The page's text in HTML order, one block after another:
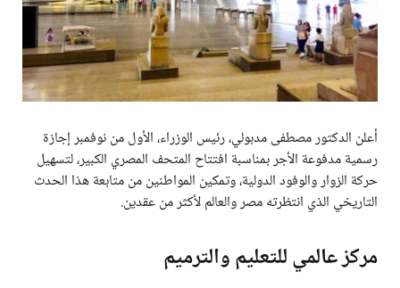
أعلن الدكتور مصطفى مدبولي، رئيس الوزراء، الأول من نوفمبر إجازة
رسمية مدفوعة الأجر بمناسبة افتتاح المتحف المصري الكبير، لتسهيل
حركة الزوار والوفود الدولية، وتمكين المواطنين من متابعة هذا الحدث
التاريخي الذي انتظرته مصر والعالم لأكثر من عقدين.
مركز عالمي للتعليم والترميم